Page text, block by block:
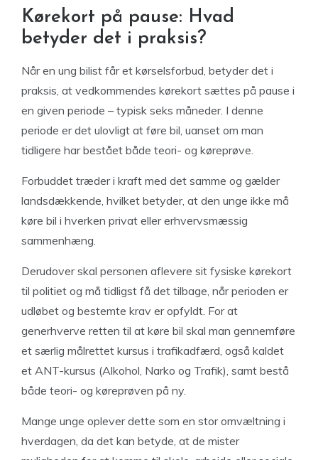
Kørekort på pause: Hvad
betyder det i praksis?
Når en ung bilist får et kørselsforbud, betyder det i
praksis, at vedkommendes kørekort sættes på pause i
en given periode – typisk seks måneder. I denne
periode er det ulovligt at føre bil, uanset om man
tidligere har bestået både teori- og køreprøve.
Forbuddet træder i kraft med det samme og gælder
landsdækkende, hvilket betyder, at den unge ikke må
køre bil i hverken privat eller erhvervsmæssig
sammenhæng.
Derudover skal personen aflevere sit fysiske kørekort
til politiet og må tidligst få det tilbage, når perioden er
udløbet og bestemte krav er opfyldt. For at
generhverve retten til at køre bil skal man gennemføre
et særlig målrettet kursus i trafikadfærd, også kaldet
et ANT-kursus (Alkohol, Narko og Trafik), samt bestå
både teori- og køreprøven på ny.
Mange unge oplever dette som en stor omvæltning i
hverdagen, da det kan betyde, at de mister